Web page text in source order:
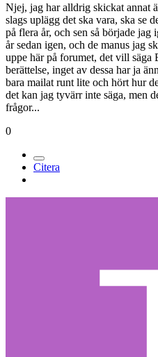
Njej, jag har alldrig skickat annat
slags uplägg det ska vara, ska se
på flera år, och sen så började jag
år sedan igen, och de manus jag
uppe här på forumet, det vill säga
berättelse, inget av dessa har ja
bara mailat runt lite och hört hur
det kan jag tyvärr inte säga, men
frågor...
0
Citera